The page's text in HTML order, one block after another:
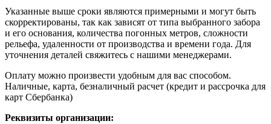
Указанные выше сроки являются примерными и могут быть
скорректированы, так как зависят от типа выбранного забора
и его основания, количества погонных метров, сложности
рельефа, удаленности от производства и времени года. Для
уточнения деталей свяжитесь с нашими менеджерами.
Оплату можно произвести удобным для вас способом.
Наличные, карта, безналичный расчет (кредит и рассрочка для
карт Сбербанка)
Реквизиты организации: